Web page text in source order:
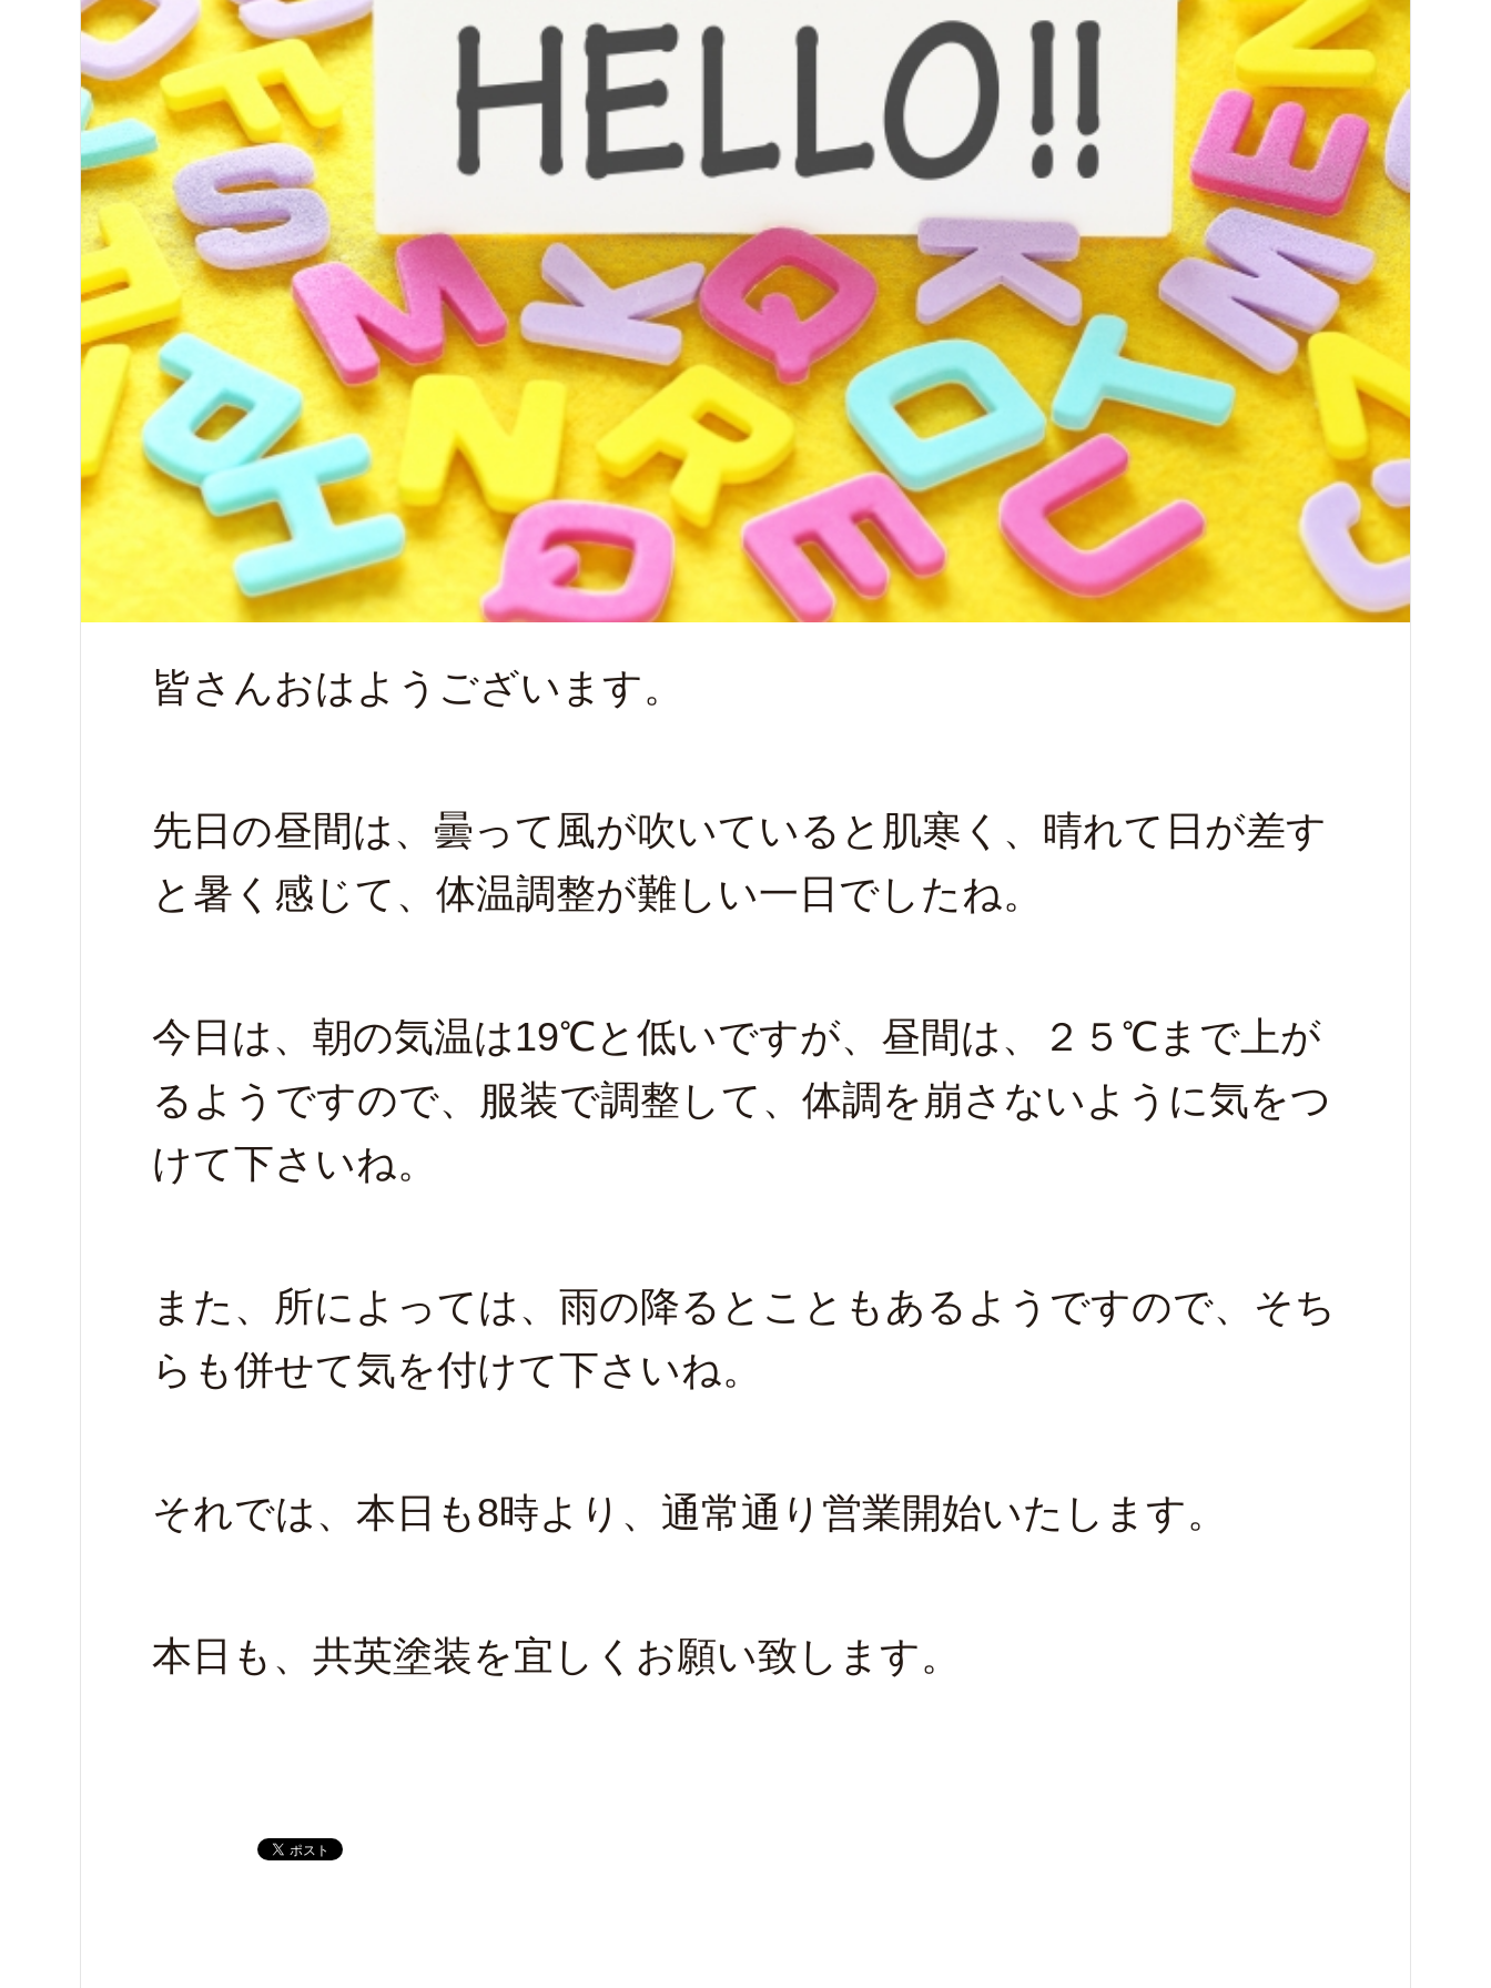
皆さんおはようございます。
先日の昼間は、曇って風が吹いていると肌寒く、晴れて日が差す
と暑く感じて、体温調整が難しい一日でしたね。
今日は、朝の気温は19℃と低いですが、昼間は、２５℃まで上が
るようですので、服装で調整して、体調を崩さないように気をつ
けて下さいね。
また、所によっては、雨の降るとこともあるようですので、そち
らも併せて気を付けて下さいね。
それでは、本日も8時より、通常通り営業開始いたします。
本日も、共英塗装を宜しくお願い致します。